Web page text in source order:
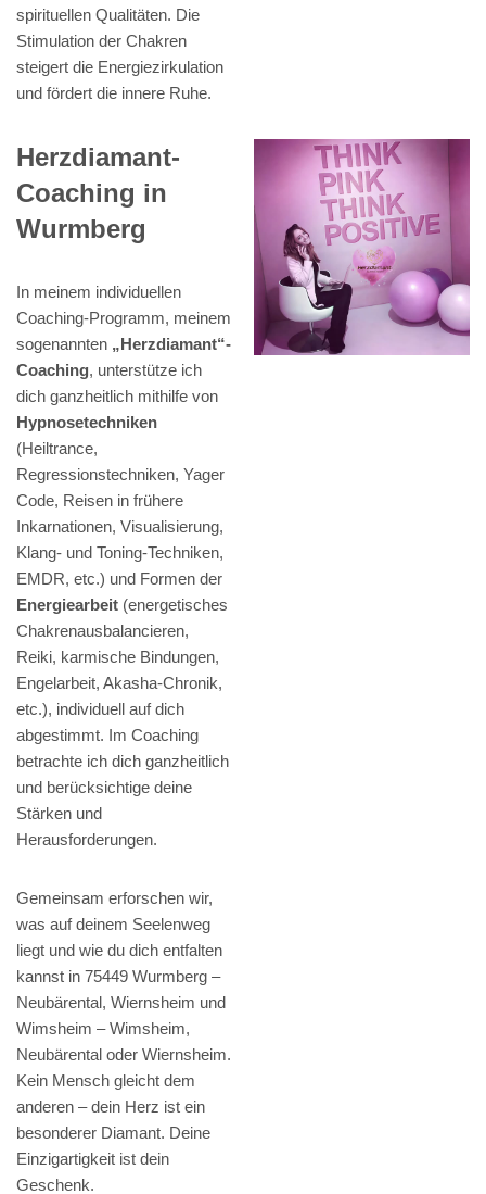
spirituellen Qualitäten. Die
Stimulation der Chakren
steigert die Energiezirkulation
und fördert die innere Ruhe.
Herzdiamant-
Coaching in
Wurmberg
In meinem individuellen
Coaching-Programm, meinem
sogenannten „Herzdiamant“-
Coaching, unterstütze ich
dich ganzheitlich mithilfe von
Hypnosetechniken
(Heiltrance,
Regressionstechniken, Yager
Code, Reisen in frühere
Inkarnationen, Visualisierung,
Klang- und Toning-Techniken,
EMDR, etc.) und Formen der
Energiearbeit (energetisches
Chakrenausbalancieren,
Reiki, karmische Bindungen,
Engelarbeit, Akasha-Chronik,
etc.), individuell auf dich
abgestimmt. Im Coaching
betrachte ich dich ganzheitlich
und berücksichtige deine
Stärken und
Herausforderungen.
Gemeinsam erforschen wir,
was auf deinem Seelenweg
liegt und wie du dich entfalten
kannst in 75449 Wurmberg –
Neubärental, Wiernsheim und
Wimsheim – Wimsheim,
Neubärental oder Wiernsheim.
Kein Mensch gleicht dem
anderen – dein Herz ist ein
besonderer Diamant. Deine
Einzigartigkeit ist dein
Geschenk.